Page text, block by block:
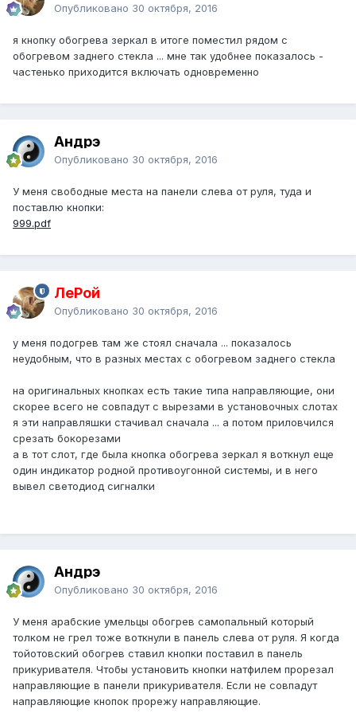
Опубликовано 30 октября, 2016
я кнопку обогрева зеркал в итоге поместил рядом с
обогревом заднего стекла ... мне так удобнее показалось -
частенько приходится включать одновременно
Андрэ
Опубликовано 30 октября, 2016
У меня свободные места на панели слева от руля, туда и
поставлю кнопки:
999.pdf
ЛеРой
Опубликовано 30 октября, 2016
у меня подогрев там же стоял сначала ... показалось
неудобным, что в разных местах с обогревом заднего стекла
на оригинальных кнопках есть такие типа направляющие, они
скорее всего не совпадут с вырезами в установочных слотах
я эти направляшки стачивал сначала ... а потом приловчился
срезать бокорезами
а в тот слот, где была кнопка обогрева зеркал я воткнул еще
один индикатор родной противоугонной системы, и в него
вывел светодиод сигналки
Андрэ
Опубликовано 30 октября, 2016
У меня арабские умельцы обогрев самопальный который
толком не грел тоже воткнули в панель слева от руля. Я когда
тойотовский обогрев ставил кнопки поставил в панель
прикуривателя. Чтобы установить кнопки натфилем прорезал
направляющие в панели прикуривателя. Если не совпадут
направляющие кнопок прорежу направляющие.